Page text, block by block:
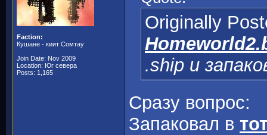
Faction:
Кушане - киит Сомтау
Join Date: Nov 2009
Location: Юг севера
Posts: 1,165
Originally
.ship и
Сразу вопрос:
Запаковал в